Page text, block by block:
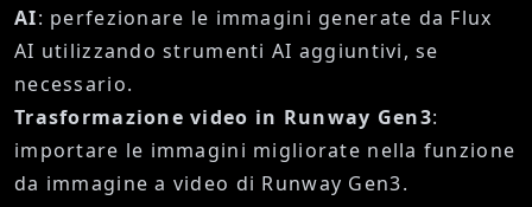
AI: perfezionare le immagini generate da Flux
AI utilizzando strumenti AI aggiuntivi, se
necessario.
Trasformazione video in Runway Gen3:
importare le immagini migliorate nella funzione
da immagine a video di Runway Gen3.